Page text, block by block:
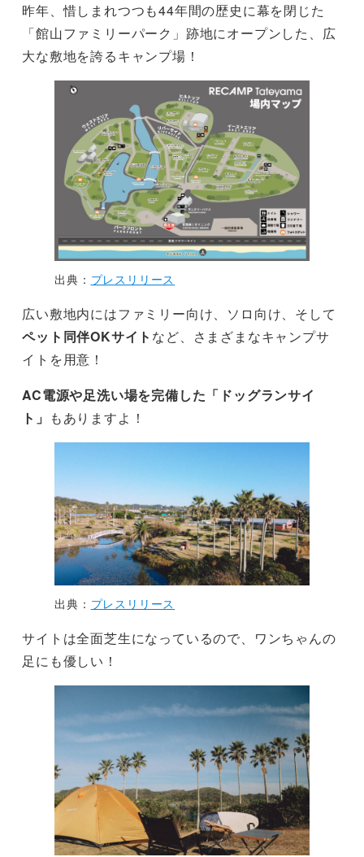
昨年、惜しまれつつも44年間の歴史に幕を閉じた
「館山ファミリーパーク」跡地にオープンした、広
大な敷地を誇るキャンプ場！
出典： プレスリリース
広い敷地内にはファミリー向け、ソロ向け、そして
ペット同伴OKサイト など、さまざまなキャンプサ
イトを用意！
AC電源や足洗い場を完備した「ドッグランサイ
ト」 もありますよ！
出典： プレスリリース
サイトは全面芝生になっているので、ワンちゃんの
足にも優しい！